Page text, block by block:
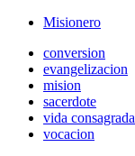
Misionero
conversion
evangelizacion
mision
sacerdote
vida consagrada
vocacion